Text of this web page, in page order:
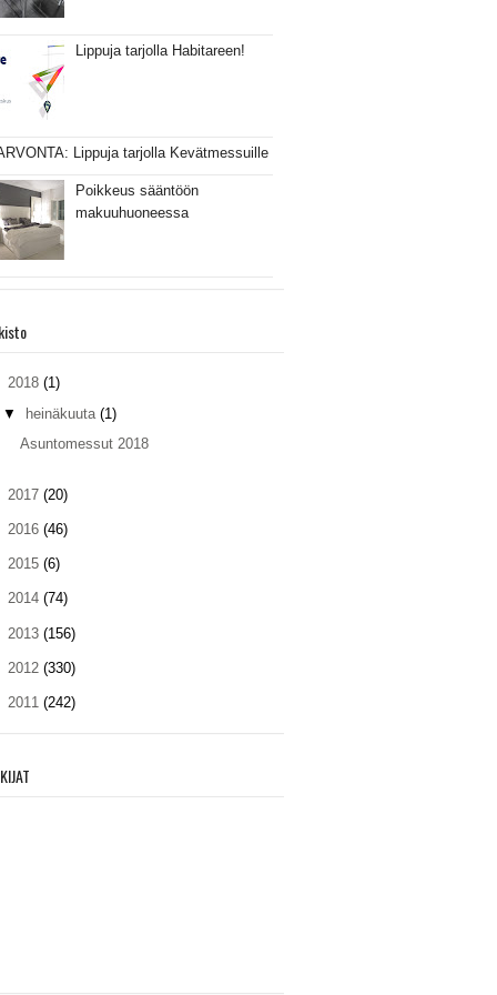
Lippuja tarjolla Habitareen!
Lippuja tarjolla Kevätmessuille
Poikkeus sääntöön
makuuhuoneessa
2018 (1)
▼ heinäkuuta (1)
Asuntomessut 2018
2017 (20)
2016 (46)
2015 (6)
2014 (74)
2013 (156)
2012 (330)
2011 (242)